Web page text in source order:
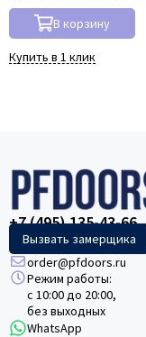
В корзину
Купить в 1 клик
+7 (495) 135-43-66
Вызвать замерщика
order@pfdoors.ru
Режим работы:
с 10:00 до 20:00,
без выходных
WhatsApp